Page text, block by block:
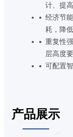
计、提
经济节
耗，降
重复性
层高度
可配置
产品展示